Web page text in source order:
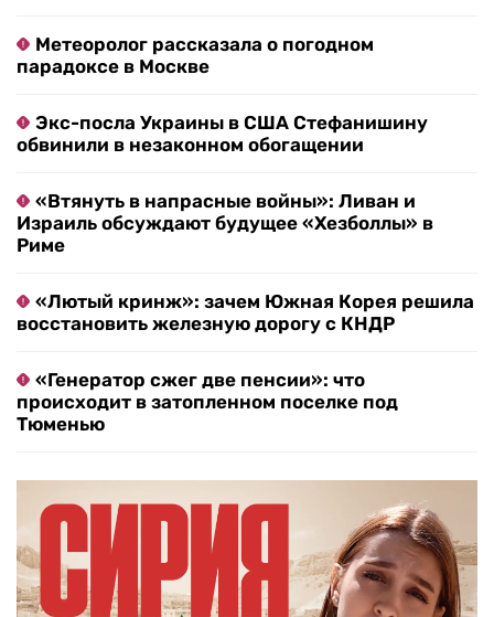
Метеоролог рассказала о погодном
парадоксе в Москве
Экс-посла Украины в США Стефанишину
обвинили в незаконном обогащении
«Втянуть в напрасные войны»: Ливан и
Израиль обсуждают будущее «Хезболлы» в
Риме
«Лютый кринж»: зачем Южная Корея решила
восстановить железную дорогу с КНДР
«Генератор сжег две пенсии»: что
происходит в затопленном поселке под
Тюменью